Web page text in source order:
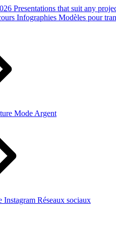
Presentations that suit any
Infographies Modèles pour
Mode Argent
Instagram Réseaux sociaux